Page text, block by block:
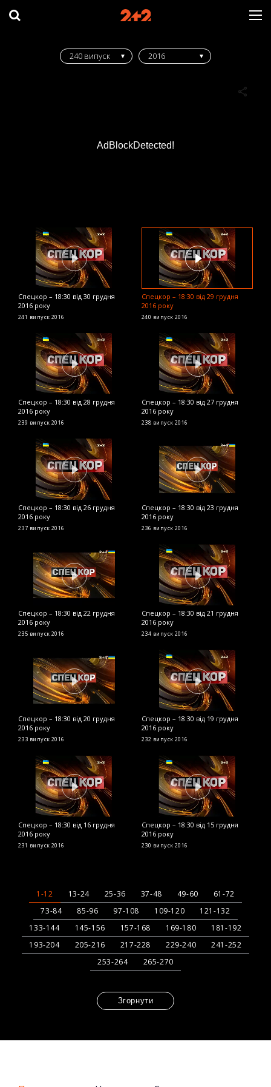
AdBlockDetected!
240 випуск 2016
Спецкор – 18:30 від 30 грудня
2016 року
241 випуск 2016
Спецкор – 18:30 від 29 грудня
2016 року
240 випуск 2016
Спецкор – 18:30 від 28 грудня
2016 року
239 випуск 2016
Спецкор – 18:30 від 27 грудня
2016 року
238 випуск 2016
Спецкор – 18:30 від 26 грудня
2016 року
237 випуск 2016
Спецкор – 18:30 від 23 грудня
2016 року
236 випуск 2016
Спецкор – 18:30 від 22 грудня
2016 року
235 випуск 2016
Спецкор – 18:30 від 21 грудня
2016 року
234 випуск 2016
Спецкор – 18:30 від 20 грудня
2016 року
233 випуск 2016
Спецкор – 18:30 від 19 грудня
2016 року
232 випуск 2016
Спецкор – 18:30 від 16 грудня
2016 року
231 випуск 2016
Спецкор – 18:30 від 15 грудня
2016 року
230 випуск 2016
1-12 13-24 25-36 37-48 49-60
61-72
73-84
85-96 97-108 109-120
121-132
133-144
145-156 157-168 169-180
181-192
193-204
205-216 217-228 229-240
241-252
253-264
265-270
Згорнути